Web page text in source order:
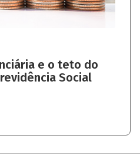
e o teto do
Social